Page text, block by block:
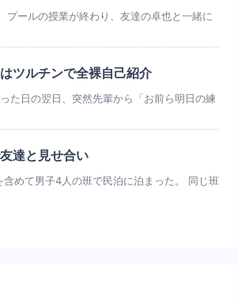
プールの授業が終わり、友達の卓也と一緒に
ツルチンで全裸自己紹介
た日の翌日、突然先輩から「お前ら明日の練
達と見せ合い
めて男子4人の班で民泊に泊まった。 同じ班